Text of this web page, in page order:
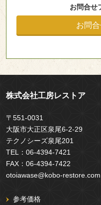
お問合せ
お問
株式会社工房レストア
〒551-0031
大阪市大正区泉尾6-2-29
テクノシーズ泉尾201
TEL： 06-4394-7421
FAX： 06-4394-7422
otoiawase@kobo-restore.com
参考価格